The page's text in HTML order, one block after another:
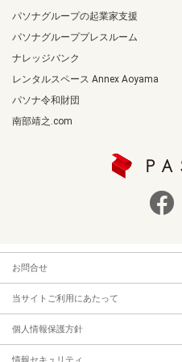
パソナグループの起業家支援
パソナグループプレスルーム
ナレッジバンク
レンタルスペース Annex Aoyama
パソナ令和財団
南部靖之.com
お問合せ
当サイトご利用にあたって
個人情報保護方針